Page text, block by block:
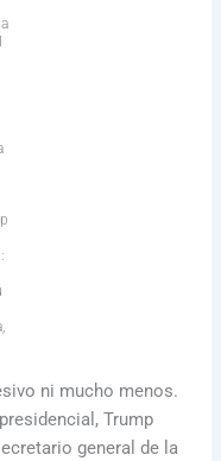
ni mucho menos.
Trump
general de la